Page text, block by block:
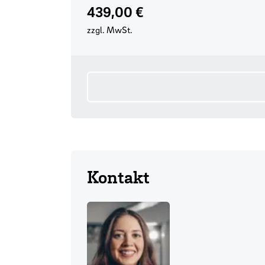
Preis
439,00 €
zzgl. MwSt.
Kontakt